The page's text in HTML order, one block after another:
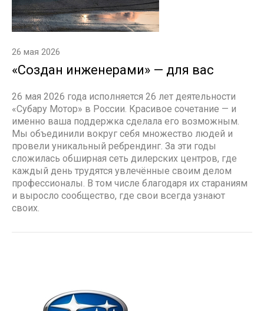
26 мая 2026
«Создан инженерами» — для вас
26 мая 2026 года исполняется 26 лет деятельности
«Субару Мотор» в России. Красивое сочетание — и
именно ваша поддержка сделала его возможным.
Мы объединили вокруг себя множество людей и
провели уникальный ребрендинг. За эти годы
сложилась обширная сеть дилерских центров, где
каждый день трудятся увлечённые своим делом
профессионалы. В том числе благодаря их стараниям
и выросло сообщество, где свои всегда узнают
своих.